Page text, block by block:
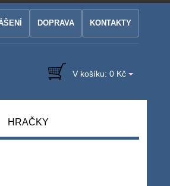
DOPRAVA KONTAKTY
V košíku: 0 Kč
HRAČKY